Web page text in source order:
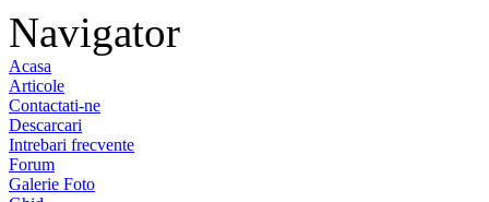
Navigator
Acasa
Articole
Contactati-ne
Descarcari
Intrebari frecvente
Forum
Galerie Foto